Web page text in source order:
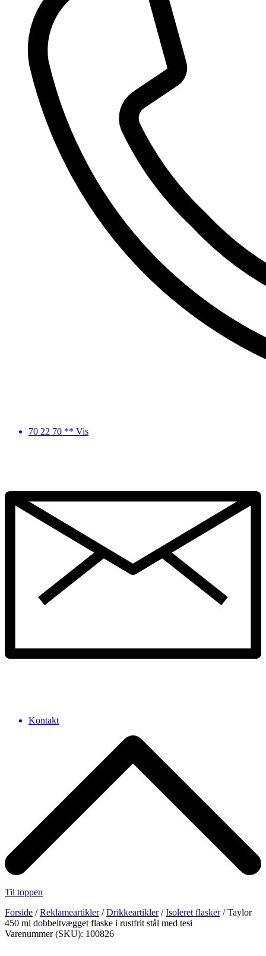
70 22 70 ** Vis
Kontakt
Til toppen
Forside /Reklameartikler/Drikkeartikler/Isoleret flasker/ Taylor
450 ml dobbeltvægget flaske i rustfrit stål med tesi
Varenummer (SKU): 100826